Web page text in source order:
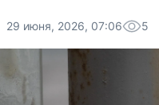
29 июня, 2026, 07:06 5